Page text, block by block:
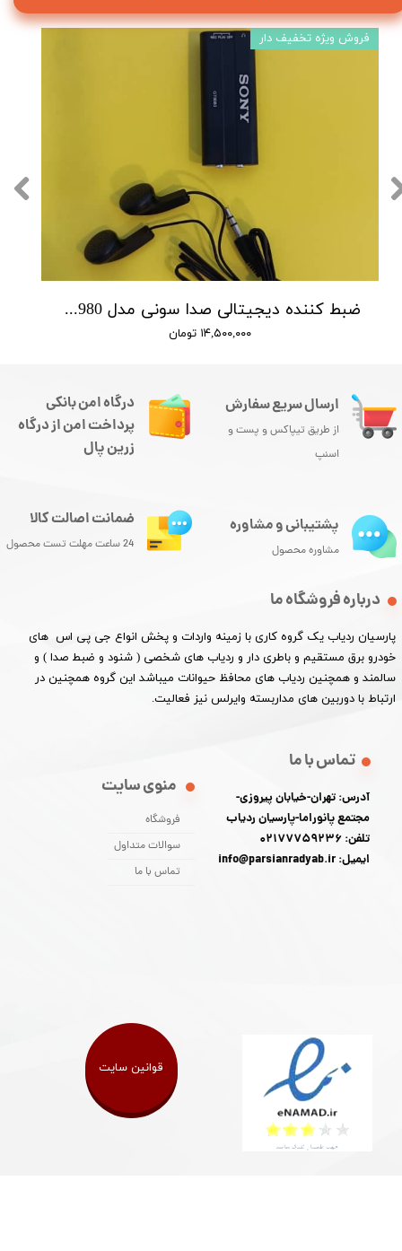
ضبط کننده دیجیتالی صدا سونی مدل GT9980 / باتری 4 روز / 4 گیگابایت / سنسور فعال صدا محیط / شنود صدا
۱۴,۵۰۰,۰۰۰ تومان
فروش ویژه تخفیف دار
ارسال سریع سفارش
از طریق تیپاکس و پست و
اسنپ
درباره فروشگاه ما
پارسیان ردیاب یک گروه کاری با زمینه واردات و پخش انواع جی پی اس های
خودرو برق مستقیم و باطری دار و ردیاب های شخصی ( شنود و ضبط صدا ) و
سالمند و همچنین ردیاب های محافظ حیوانات میباشد این گروه همچنین در
ارتباط با دوربین های مداربسته وایرلس نیز فعالیت.​​​​​​​
منوی سایت
فروشگاه
سوالات متداول
تماس با ما
تماس با ما
آدرس: تهران-خیابان پیروزی-
مجتمع پانوراما-پارسیان ردیاب
تلفن: 02177759236
ایمیل: info@parsianradyab.ir
درگاه امن بانکی
پرداخت امن از درگاه
زرین پال
پشتیبانی و مشاوره
مشاوره محصول
ضمانت اصالت کالا
24 ساعت مهلت تست محصول
قوانین سایت